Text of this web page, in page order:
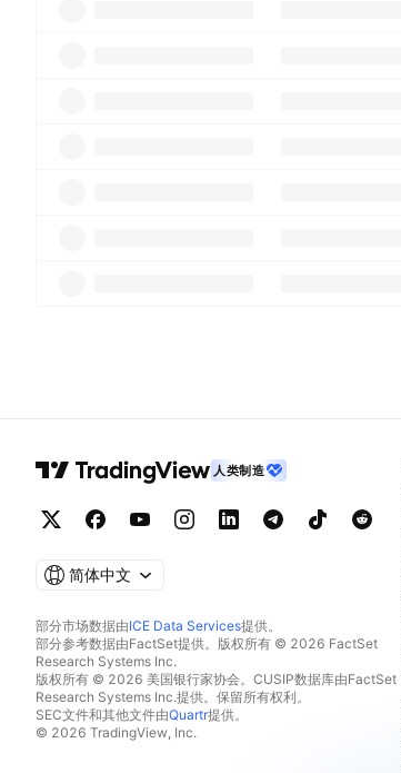
人类制造
简体中文
部分市场数据由ICE Data Services提供。
部分参考数据由FactSet提供。版权所有 © 2026 FactSet
Research Systems Inc.
版权所有 © 2026 美国银行家协会。CUSIP数据库由FactSet
Research Systems Inc.提供。保留所有权利。
SEC文件和其他文件由Quartr提供。
© 2026 TradingView, Inc.